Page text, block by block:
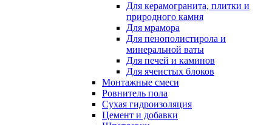
Для керамогранита, плитки и
природного камня
Для мрамора
Для пенополистирола и
минеральной ваты
Для печей и каминов
Для ячеистых блоков
Монтажные смеси
Ровнитель пола
Сухая гидроизоляция
Цемент и добавки